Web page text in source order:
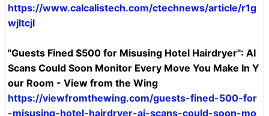
https://www.calcalistech.com/ctechnews/article/r1g
wjltcjl
"Guests Fined $500 for Misusing Hotel Hairdryer": AI
Scans Could Soon Monitor Every Move You Make In Y
our Room - View from the Wing
https://viewfromthewing.com/guests-fined-500-for
-misusing-hotel-hairdryer-ai-scans-could-soon-mo